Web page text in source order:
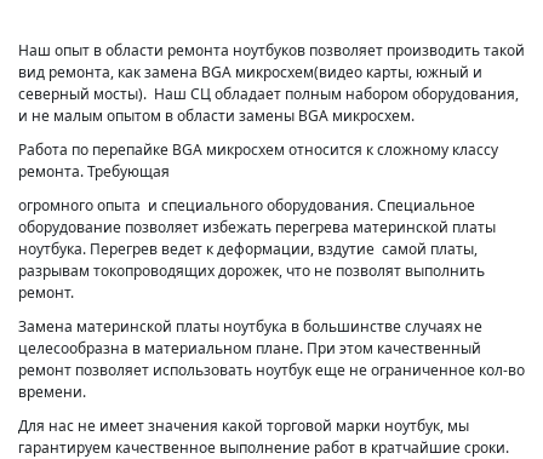
Наш опыт в области ремонта ноутбуков позволяет производить такой
вид ремонта, как замена BGA микросхем(видео карты, южный и
северный мосты). Наш СЦ обладает полным набором оборудования,
и не малым опытом в области замены BGA микросхем.
Работа по перепайке BGA микросхем относится к сложному классу
ремонта. Требующая
огромного опыта и специального оборудования. Специальное
оборудование позволяет избежать перегрева материнской платы
ноутбука. Перегрев ведет к деформации, вздутие самой платы,
разрывам токопроводящих дорожек, что не позволят выполнить
ремонт.
Замена материнской платы ноутбука в большинстве случаях не
целесообразна в материальном плане. При этом качественный
ремонт позволяет использовать ноутбук еще не ограниченное кол-во
времени.
Для нас не имеет значения какой торговой марки ноутбук, мы
гарантируем качественное выполнение работ в кратчайшие сроки.